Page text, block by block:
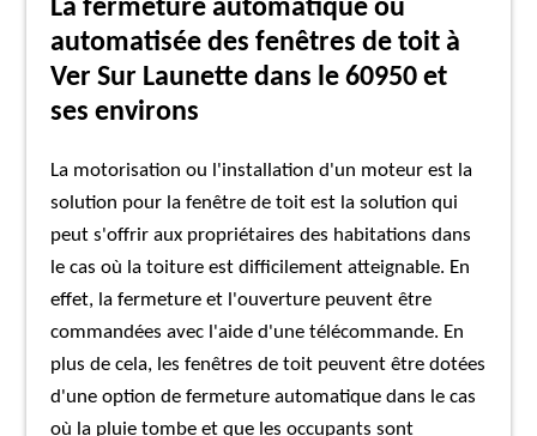
La fermeture automatique ou
automatisée des fenêtres de toit à
Ver Sur Launette dans le 60950 et
ses environs
La motorisation ou l'installation d'un moteur est la
solution pour la fenêtre de toit est la solution qui
peut s'offrir aux propriétaires des habitations dans
le cas où la toiture est difficilement atteignable. En
effet, la fermeture et l'ouverture peuvent être
commandées avec l'aide d'une télécommande. En
plus de cela, les fenêtres de toit peuvent être dotées
d'une option de fermeture automatique dans le cas
où la pluie tombe et que les occupants sont